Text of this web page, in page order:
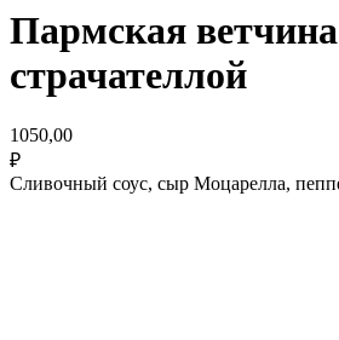
Пармская
страчателлой
1050,00
₽
Сливочный соус, сыр Моцарелла,